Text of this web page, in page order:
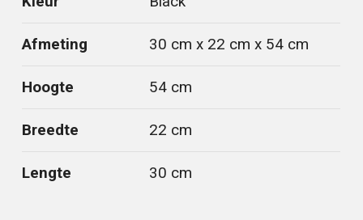
Afmeting 30 cm x 22 cm x 54 cm
Hoogte 54 cm
Breedte 22 cm
Lengte 30 cm